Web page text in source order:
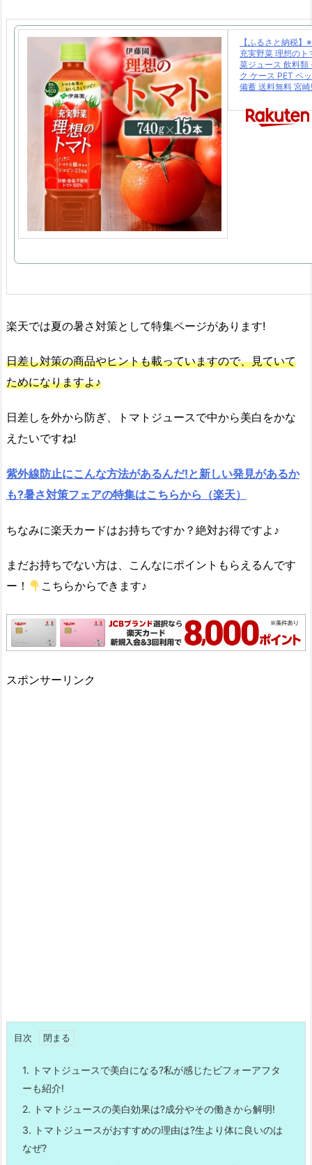
【ふるさと納税
充実野菜 理想の
菜ジュース 飲料類
ク ケース PET ペ
備蓄 送料無料 宮
楽天では夏の暑さ対策として特集ページがあります!
日差し対策の商品やヒントも載っていますので、見ていて
ためになりますよ♪
日差しを外から防ぎ、トマトジュースで中から美白をかな
えたいですね!
紫外線防止にこんな方法があるんだ!と新しい発見があるか
も?暑さ対策フェアの特集はこちらから（楽天）
ちなみに楽天カードはお持ちですか？絶対お得ですよ♪
まだお持ちでない方は、こんなにポイントもらえるんです
ー！
こちらからできます♪
スポンサーリンク
目次
1. トマトジュースで美白になる?私が感じたビフォーアフタ
ーも紹介!
2. トマトジュースの美白効果は?成分やその働きから解明!
3. トマトジュースがおすすめの理由は?生より体に良いのは
なぜ?